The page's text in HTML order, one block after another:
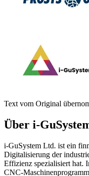
Text vom Original
Über i-
i-GuSystem Ltd. ist ein
Digitalisierung der
Effizienz spezialisiert hat.
CNC-